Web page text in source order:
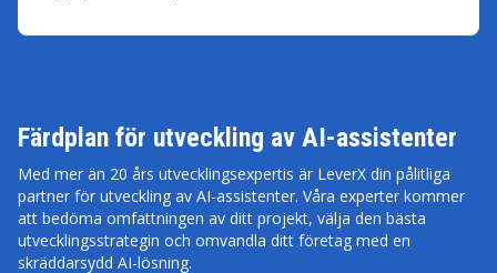
Färdplan för utveckling av AI-assistenter
Med mer än 20 års utvecklingsexpertis är LeverX din pålitliga
partner för utveckling av AI-assistenter. Våra experter kommer
att bedöma omfattningen av ditt projekt, välja den bästa
utvecklingsstrategin och omvandla ditt företag med en
skräddarsydd AI-lösning.